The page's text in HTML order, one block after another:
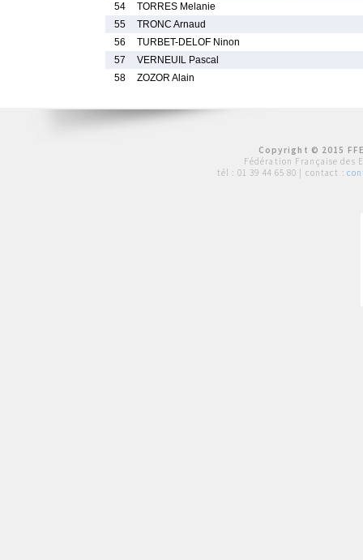
54
TORRES Melanie
55
TRONC Arnaud
56
TURBET-DELOF Ninon
57
VERNEUIL Pascal
58
ZOZOR Alain
Copyright © 2015
Fédération Française des
tél : 01 39 44 65 80 | contact :